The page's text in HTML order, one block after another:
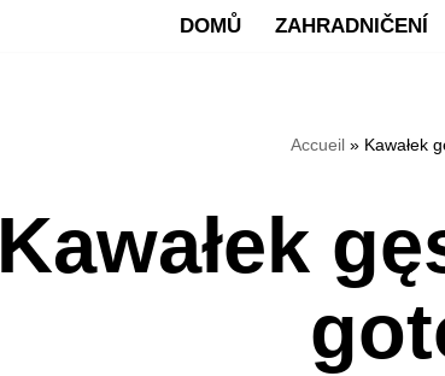
DOMŮ ZAHRADNIČENÍ
Accueil» Kawałek
Kawałek